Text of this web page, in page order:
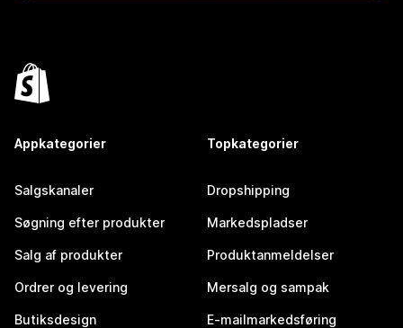
Appkategorier
Salgskanaler
Søgning efter produkter
Salg af produkter
Ordrer og levering
Butiksdesign
Topkategorier
Dropshipping
Markedspladser
Produktanmeldelser
Mersalg og sampak
E-mailmarkedsføring